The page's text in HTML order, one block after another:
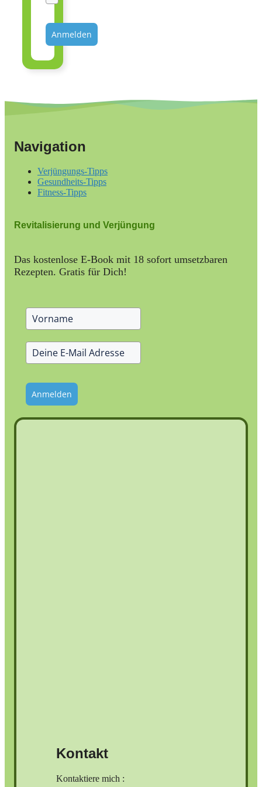
Anmelden
Navigation
Verjüngungs-Tipps
Gesundheits-Tipps
Fitness-Tipps
Revitalisierung und Verjüngung
Das kostenlose E-Book mit 18 sofort umsetzbaren
Rezepten. Gratis für Dich!
Anmelden
Kontakt
Kontaktiere mich :